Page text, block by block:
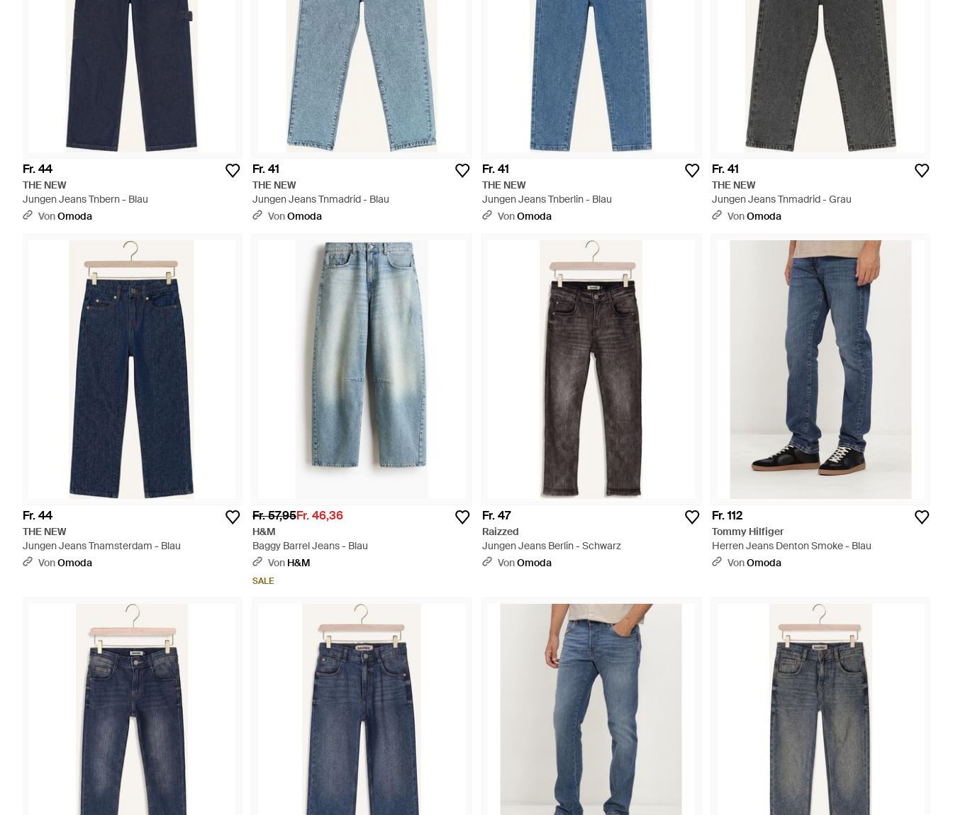
Fr. 44
THE NEW
Jungen Jeans Tnbern - Blau
VonOmoda
Fr. 41
THE NEW
Jungen Jeans Tnmadrid - Blau
VonOmoda
Fr. 41
THE NEW
Jungen Jeans Tnberlin - Blau
VonOmoda
Fr. 41
THE NEW
Jungen Jeans Tnmadrid - Grau
VonOmoda
Fr. 44
THE NEW
Jungen Jeans Tnamsterdam - Blau
VonOmoda
Fr. 57,95Fr. 46,36
H&M
Baggy Barrel Jeans - Blau
Von H&M
SALE
Fr. 47
Raizzed
Jungen Jeans Berlin - Schwarz
VonOmoda
Fr. 112
Tommy Hilfiger
Herren Jeans Denton Smoke - Blau
VonOmoda